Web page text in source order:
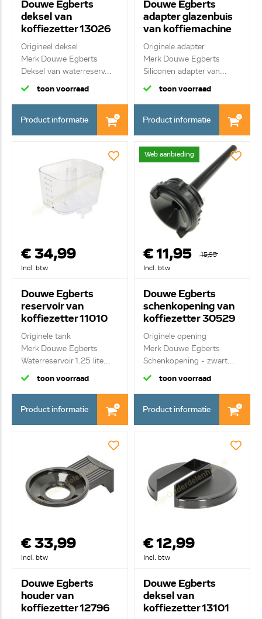
Douwe Egberts
deksel van
koffiezetter 13026
Origineel deksel
Merk Douwe Egberts
Deksel van waterreserv...
toon voorraad
Product informatie
Douwe Egberts
adapter glazenbuis
van koffiemachine
60016
Originele adapter
Merk Douwe Egberts
Siliconen adapter van...
toon voorraad
Product informatie
€ 34,99
Incl. btw
Douwe Egberts
reservoir van
koffiezetter 11010
0064720
Originele tank
Merk Douwe Egberts
Waterreservoir 1.25 lite...
toon voorraad
Product informatie
Web aanbieding
€ 11,95
15,95
Incl. btw
Douwe Egberts
schenkopening van
koffiezetter 30529
Originele opening
Merk Douwe Egberts
Schenkopening - zwart...
toon voorraad
Product informatie
€ 33,99
Incl. btw
Douwe Egberts
houder van
koffiezetter 12796
€ 12,99
Incl. btw
Douwe Egberts
deksel van
koffiezetter 13101